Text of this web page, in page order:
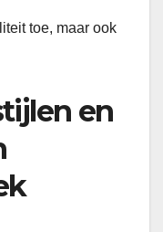
toe, maar ook
en